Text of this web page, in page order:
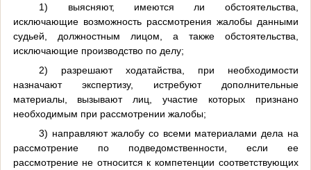
1) выясняют, имеются ли обстоятельства,
исключающие возможность рассмотрения жалобы данными
судьей, должностным лицом, а также обстоятельства,
исключающие производство по делу;
2) разрешают ходатайства, при необходимости
назначают экспертизу, истребуют дополнительные
материалы, вызывают лиц, участие которых признано
необходимым при рассмотрении жалобы;
3) направляют жалобу со всеми материалами дела на
рассмотрение по подведомственности, если ее
рассмотрение не относится к компетенции соответствующих